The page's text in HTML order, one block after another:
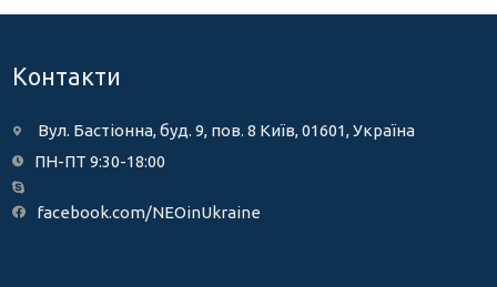
Контакти
Вул. Бастіонна, буд. 9, пов. 8 Київ, 01601, Україна
ПН-ПТ 9:30-18:00
facebook.com/NEOinUkraine